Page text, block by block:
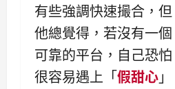
有些強調快速撮合，但
他總覺得，若沒有一個
可靠的平台，自己恐怕
很容易遇上「假甜心」